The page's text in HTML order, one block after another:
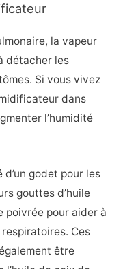
la vapeur
détacher les
Si vous vivez
dans
l’humidité
godet pour les
gouttes d’huile
poivrée pour aider à
respiratoires. Ces
être